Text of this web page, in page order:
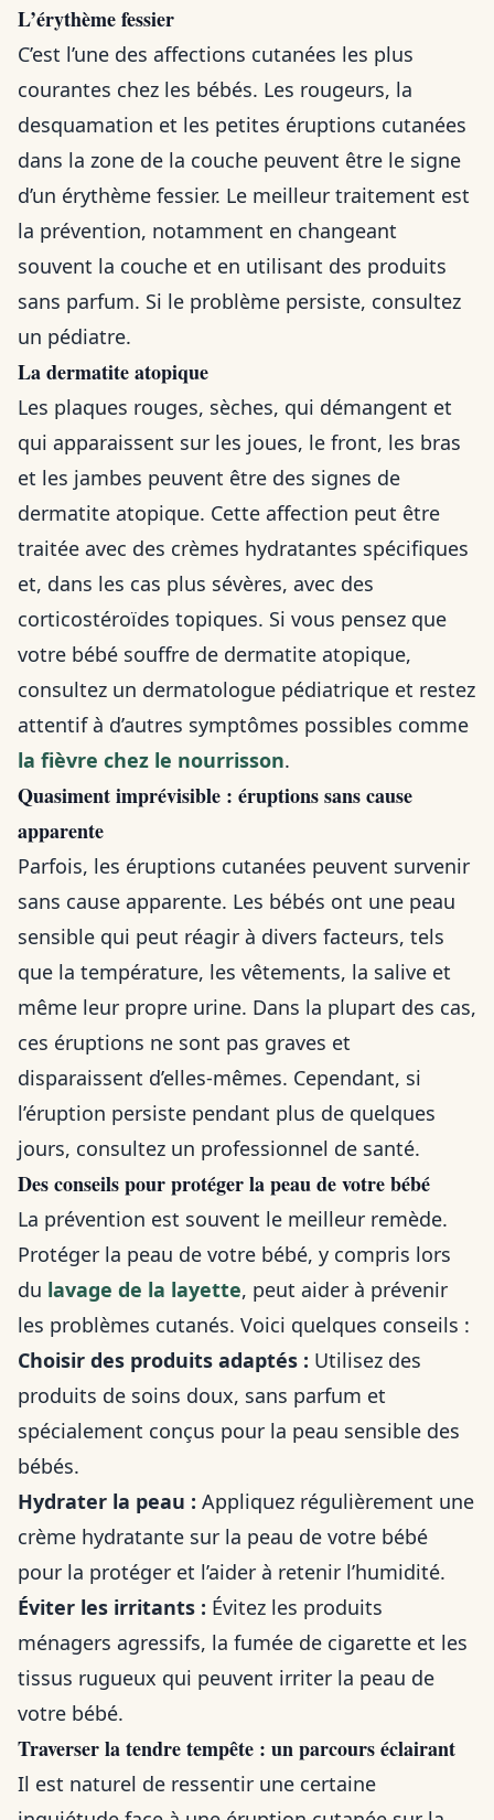
L’érythème fessier
C’est l’une des affections cutanées les plus
courantes chez les bébés. Les rougeurs, la
desquamation et les petites éruptions cutanées
dans la zone de la couche peuvent être le signe
d’un érythème fessier. Le meilleur traitement est
la prévention, notamment en changeant
souvent la couche et en utilisant des produits
sans parfum. Si le problème persiste, consultez
un pédiatre.
La dermatite atopique
Les plaques rouges, sèches, qui démangent et
qui apparaissent sur les joues, le front, les bras
et les jambes peuvent être des signes de
dermatite atopique. Cette affection peut être
traitée avec des crèmes hydratantes spécifiques
et, dans les cas plus sévères, avec des
corticostéroïdes topiques. Si vous pensez que
votre bébé souffre de dermatite atopique,
consultez un dermatologue pédiatrique et restez
attentif à d’autres symptômes possibles comme
la fièvre chez le nourrisson.
Quasiment imprévisible : éruptions sans cause
apparente
Parfois, les éruptions cutanées peuvent survenir
sans cause apparente. Les bébés ont une peau
sensible qui peut réagir à divers facteurs, tels
que la température, les vêtements, la salive et
même leur propre urine. Dans la plupart des cas,
ces éruptions ne sont pas graves et
disparaissent d’elles-mêmes. Cependant, si
l’éruption persiste pendant plus de quelques
jours, consultez un professionnel de santé.
Des conseils pour protéger la peau de votre bébé
La prévention est souvent le meilleur remède.
Protéger la peau de votre bébé, y compris lors
du lavage de la layette, peut aider à prévenir
les problèmes cutanés. Voici quelques conseils :
Choisir des produits adaptés : Utilisez des
produits de soins doux, sans parfum et
spécialement conçus pour la peau sensible des
bébés.
Hydrater la peau : Appliquez régulièrement une
crème hydratante sur la peau de votre bébé
pour la protéger et l’aider à retenir l’humidité.
Éviter les irritants : Évitez les produits
ménagers agressifs, la fumée de cigarette et les
tissus rugueux qui peuvent irriter la peau de
votre bébé.
Traverser la tendre tempête : un parcours éclairant
Il est naturel de ressentir une certaine